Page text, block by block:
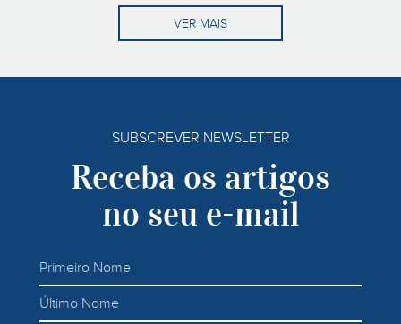
VER MAIS
SUBSCREVER NEWSLETTER
Receba os artigos
no seu e-mail